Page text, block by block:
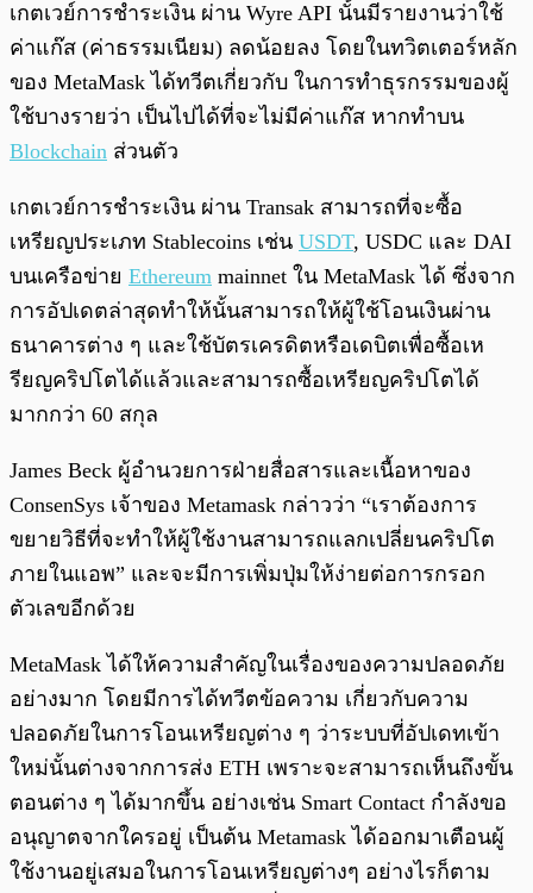
เกตเวย์การชำระเงิน ผ่าน Wyre API นั้นมีรายงานว่าใช้
ค่าแก๊ส (ค่าธรรมเนียม) ลดน้อยลง โดยในทวิตเตอร์หลัก
ของ MetaMask ได้ทวีตเกี่ยวกับ ในการทำธุรกรรมของผู้
ใช้บางรายว่า เป็นไปได้ที่จะไม่มีค่าแก๊ส หากทำบน
Blockchain ส่วนตัว
เกตเวย์การชำระเงิน ผ่าน Transak สามารถที่จะซื้อ
เหรียญประเภท Stablecoins เช่น USDT, USDC และ DAI
บนเครือข่าย Ethereum mainnet ใน MetaMask ได้ ซึ่งจาก
การอัปเดตล่าสุดทำให้นั้นสามารถให้ผู้ใช้โอนเงินผ่าน
ธนาคารต่าง ๆ และใช้บัตรเครดิตหรือเดบิตเพื่อซื้อเห
รียญคริปโตได้แล้วและสามารถซื้อเหรียญคริปโตได้
มากกว่า 60 สกุล
James Beck ผู้อำนวยการฝ่ายสื่อสารและเนื้อหาของ
ConsenSys เจ้าของ Metamask กล่าวว่า “เราต้องการ
ขยายวิธีที่จะทำให้ผู้ใช้งานสามารถแลกเปลี่ยนคริปโต
ภายในแอพ” และจะมีการเพิ่มปุ่มให้ง่ายต่อการกรอก
ตัวเลขอีกด้วย
MetaMask ได้ให้ความสำคัญในเรื่องของความปลอดภัย
อย่างมาก โดยมีการได้ทวีตข้อความ เกี่ยวกับความ
ปลอดภัยในการโอนเหรียญต่าง ๆ ว่าระบบที่อัปเดทเข้า
ใหม่นั้นต่างจากการส่ง ETH เพราะจะสามารถเห็นถึงขั้น
ตอนต่าง ๆ ได้มากขึ้น อย่างเช่น Smart Contact กำลังขอ
อนุญาตจากใครอยู่ เป็นต้น Metamask ได้ออกมาเตือนผู้
ใช้งานอยู่เสมอในการโอนเหรียญต่างๆ อย่างไรก็ตาม